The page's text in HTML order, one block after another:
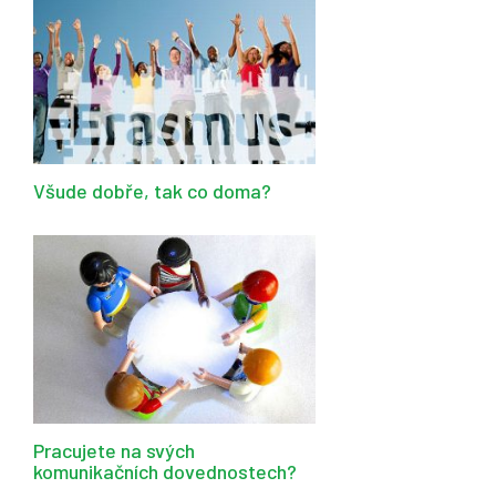
Všude dobře, tak co doma?
Pracujete na svých
komunikačních dovednostech?